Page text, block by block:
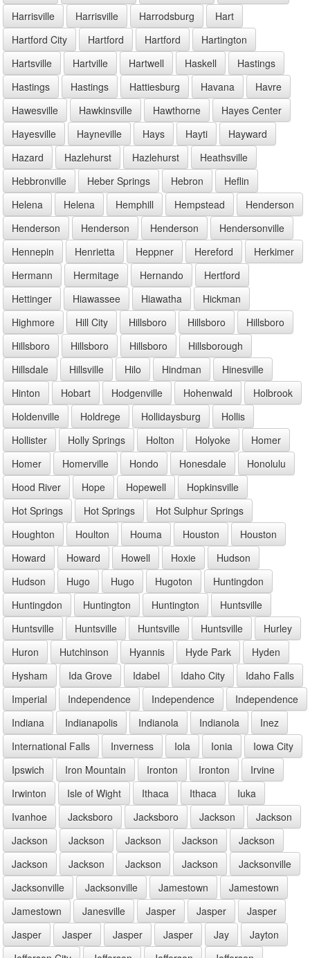
Harrisville
Harrisville Harrodsburg
Hart
Hartford City
Hartford Hartford
Hartington
Hartsville
Hartville Hartwell Haskell
Hastings
Hastings
Hastings Hattiesburg Havana
Havre
Hawesville
Hawkinsville Hawthorne
Hayes Center
Hayesville
Hayneville Hays Hayti
Hayward
Hazard
Hazlehurst Hazlehurst
Heathsville
Hebbronville
Heber Springs Hebron
Heflin
Helena
Helena Hemphill Hempstead
Henderson
Henderson
Henderson Henderson
Hendersonville
Hennepin
Henrietta Heppner Hereford
Herkimer
Hermann
Hermitage Hernando
Hertford
Hettinger
Hiawassee Hiawatha
Hickman
Highmore
Hill City Hillsboro Hillsboro
Hillsboro
Hillsboro
Hillsboro Hillsboro
Hillsborough
Hillsdale
Hillsville Hilo Hindman
Hinesville
Hinton
Hobart Hodgenville Hohenwald
Holbrook
Holdenville
Holdrege Hollidaysburg
Hollis
Hollister
Holly Springs Holton Holyoke
Homer
Homer
Homerville Hondo Honesdale
Honolulu
Hood River
Hope Hopewell
Hopkinsville
Hot Springs
Hot Springs
Hot Sulphur Springs
Houghton
Houlton Houma Houston
Houston
Howard
Howard Howell Hoxie
Hudson
Hudson
Hugo Hugo Hugoton
Huntingdon
Huntingdon
Huntington Huntington
Huntsville
Huntsville
Huntsville Huntsville Huntsville
Hurley
Huron
Hutchinson Hyannis Hyde Park
Hyden
Hysham
Ida Grove Idabel Idaho City
Idaho Falls
Imperial
Independence Independence
Independence
Indiana
Indianapolis Indianola Indianola
Inez
International Falls
Inverness Iola Ionia
Iowa City
Ipswich
Iron Mountain Ironton Ironton
Irvine
Irwinton
Isle of Wight Ithaca Ithaca
Iuka
Ivanhoe
Jacksboro Jacksboro Jackson
Jackson
Jackson
Jackson Jackson Jackson
Jackson
Jackson
Jackson Jackson Jackson
Jacksonville
Jacksonville
Jacksonville Jamestown
Jamestown
Jamestown
Janesville Jasper Jasper
Jasper
Jasper
Jasper Jasper Jasper Jay
Jayton